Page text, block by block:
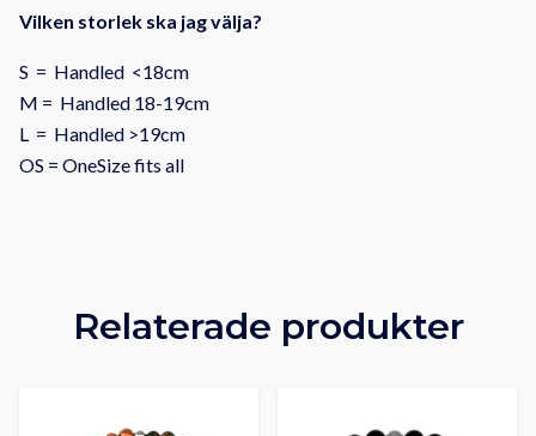
Vilken storlek ska jag välja?
S = Handled <18cm
M = Handled 18-19cm
L = Handled >19cm
OS = OneSize fits all
Relaterade produkter